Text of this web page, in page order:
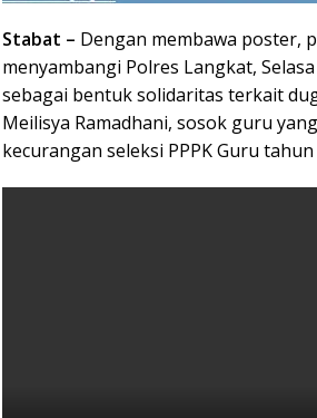
Stabat – Dengan membawa poster,
menyambangi Polres Langkat,
sebagai bentuk solidaritas terkait
Meilisya Ramadhani, sosok guru
kecurangan seleksi PPPK Guru tahun